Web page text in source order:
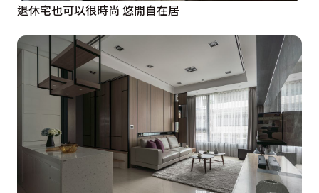
退休宅也可以很時尚 悠閒自在居